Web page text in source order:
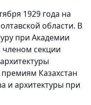
1929 года на
области. В
при Академии
членом секции
Казахстан
и архитектуры при